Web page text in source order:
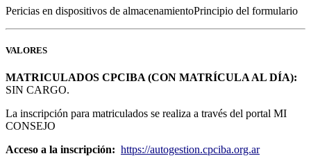
Pericias en dispositivos de almacenamientoPrincipio del formulario
VALORES
MATRICULADOS CPCIBA (CON MATRÍCULA AL DÍA):
SIN CARGO.
La inscripción para matriculados se realiza a través del portal MI
CONSEJO
Acceso a la inscripción: https://autogestion.cpciba.org.ar